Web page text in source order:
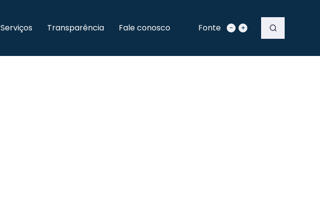
Serviços Transparência Fale conosco Fonte - +